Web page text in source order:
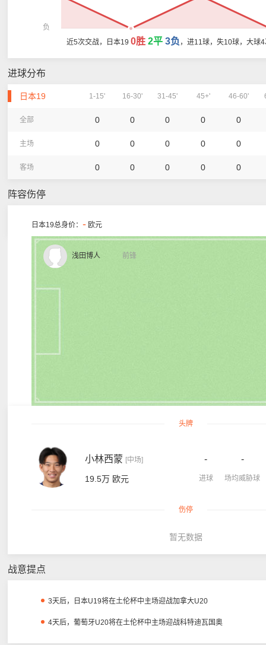
负
近5次交战，日本19 0胜 2平 3负 ，进11球，失10球，大球
进球分布
日本19 1-15' 16-30' 31-45' 45+' 46-60'
全部 0 0 0 0 0
主场 0 0 0 0 0
客场 0 0 0 0 0
阵容伤停
日本19总身价： - 欧元
前锋
浅田博人
头牌
小林西蒙 [中场]
19.5万 欧元
-
进球
-
场均威胁球
伤停
暂无数据
战意提点
3天后，日本U19将在土伦杯中主场迎战加拿大U20
4天后，葡萄牙U20将在土伦杯中主场迎战科特迪瓦国奥